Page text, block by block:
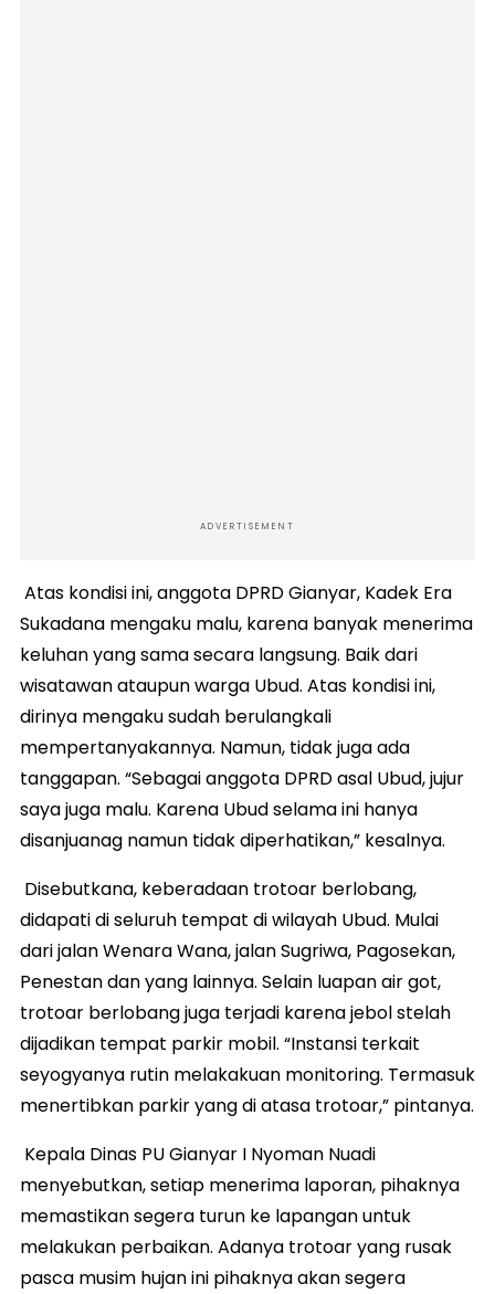
ADVERTISEMENT
Atas kondisi ini, anggota DPRD Gianyar, Kadek Era
Sukadana mengaku malu, karena banyak menerima
keluhan yang sama secara langsung. Baik dari
wisatawan ataupun warga Ubud. Atas kondisi ini,
dirinya mengaku sudah berulangkali
mempertanyakannya. Namun, tidak juga ada
tanggapan. “Sebagai anggota DPRD asal Ubud, jujur
saya juga malu. Karena Ubud selama ini hanya
disanjuanag namun tidak diperhatikan,” kesalnya.
Disebutkana, keberadaan trotoar berlobang,
didapati di seluruh tempat di wilayah Ubud. Mulai
dari jalan Wenara Wana, jalan Sugriwa, Pagosekan,
Penestan dan yang lainnya. Selain luapan air got,
trotoar berlobang juga terjadi karena jebol stelah
dijadikan tempat parkir mobil. “Instansi terkait
seyogyanya rutin melakakuan monitoring. Termasuk
menertibkan parkir yang di atasa trotoar,” pintanya.
Kepala Dinas PU Gianyar I Nyoman Nuadi
menyebutkan, setiap menerima laporan, pihaknya
memastikan segera turun ke lapangan untuk
melakukan perbaikan. Adanya trotoar yang rusak
pasca musim hujan ini pihaknya akan segera